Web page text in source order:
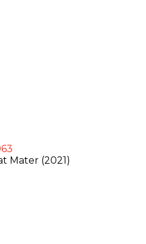
Mater (2021)